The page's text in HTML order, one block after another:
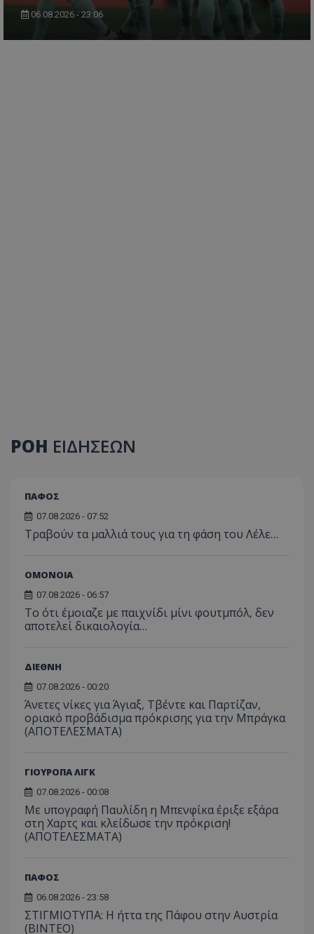
06.08.2026 - 23:06
ΡΟΗ ΕΙΔΗΣΕΩΝ
ΠΑΦΟΣ
07.08.2026 - 07:52
Τραβούν τα μαλλιά τους για τη φάση του Λέλε…
ΟΜΟΝΟΙΑ
07.08.2026 - 06:57
Το ότι έμοιαζε με παιχνίδι μίνι φουτμπόλ, δεν
αποτελεί δικαιολογία…
ΔΙΕΘΝΗ
07.08.2026 - 00:20
Άνετες νίκες για Άγιαξ, Τβέντε και Παρτίζαν,
οριακό προβάδισμα πρόκρισης για την Μπράγκα
(ΑΠΟΤΕΛΕΣΜΑΤΑ)
ΓΙΟΥΡΟΠΑ ΛΙΓΚ
07.08.2026 - 00:08
Με υπογραφή Παυλίδη η Μπενφίκα έριξε εξάρα
στη Χαρτς και κλείδωσε την πρόκριση!
(ΑΠΟΤΕΛΕΣΜΑΤΑ)
ΠΑΦΟΣ
06.08.2026 - 23:58
ΣΤΙΓΜΙΟΤΥΠΑ: Η ήττα της Πάφου στην Αυστρία
(ΒΙΝΤΕΟ)